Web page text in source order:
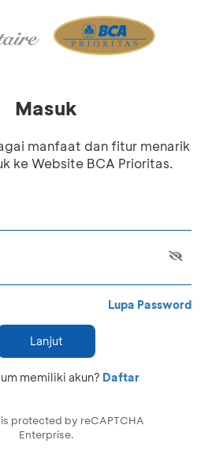
Masuk
manfaat dan fitur menarik
ke Website BCA Prioritas.
Lupa Password
Lanjut
memiliki akun? Daftar
protected by reCAPTCHA
Enterprise.